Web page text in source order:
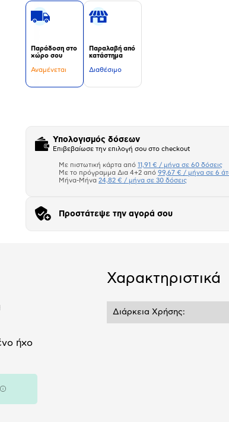
Παράδοση στο
χώρο σου
Αναμένεται
Παραλαβή από
κατάστημα
Διαθέσιμο
Υπολογισμός δόσεων
Επιβεβαίωσε την επιλογή σου στο checkout
Πιστωτική κάρτα
Μήνα Μήνα
Με πιστωτική κάρτα από 11,91 € / μήνα σε 60 δόσεις
Με το πρόγραμμα Δια 4+2 από 99,67 € / μήνα σε 6
Μήνα-Μήνα 24,82 € / μήνα σε 30 δόσεις
Προστάτεψε την αγορά σου
ήχο
Πληροφορίες
Χαρακτηριστικά
Διάρκεια Χρήσης: